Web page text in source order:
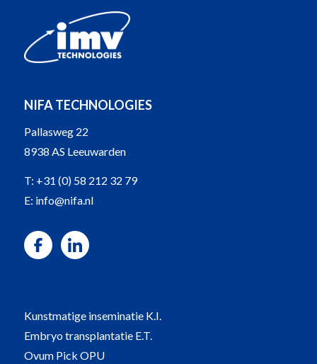
NIFA TECHNOLOGIES
Pallasweg 22
8938 AS Leeuwarden
T: +31 (0) 58 212 32 79
E: info@nifa.nl
Kunstmatige inseminatie K.I.
Embryo transplantatie E.T.
Ovum Pick OPU